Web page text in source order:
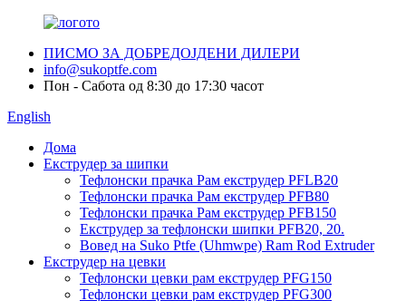
ПИСМО ЗА ДОБРЕДОЈДЕНИ ДИЛЕРИ
info@sukoptfe.com
Пон - Сабота од 8:30 до 17:30 часот
English
Дома
Екструдер за шипки
Тефлонски прачка Рам екструдер PFLB20
Тефлонски прачка Рам екструдер PFB80
Тефлонски прачка Рам екструдер PFB150
Екструдер за тефлонски шипки PFB20, 20.
Вовед на Suko Ptfe (Uhmwpe) Ram Rod Extruder
Екструдер на цевки
Тефлонски цевки рам екструдер PFG150
Тефлонски цевки рам екструдер PFG300